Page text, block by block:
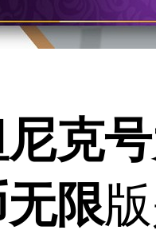
克
限